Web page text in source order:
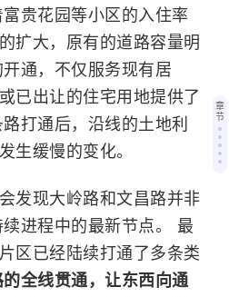
贵花园等小区的入住率
扩大，原有的道路容量明
通，不仅服务现有居
已出让的住宅用地提供了
打通后，沿线的土地利
生缓慢的变化。
发现大岭路和文昌路并非
进程中的最新节点。 最
区已经陆续打通了多条类
全线贯通，让东西向通
章
节